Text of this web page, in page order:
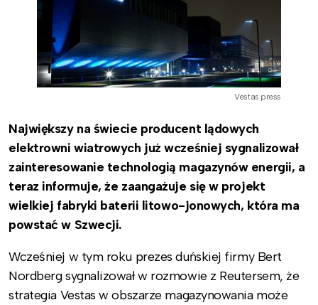
Vestas press
Największy na świecie producent lądowych
elektrowni wiatrowych już wcześniej sygnalizował
zainteresowanie technologią magazynów energii, a
teraz informuje, że zaangażuje się w projekt
wielkiej fabryki baterii litowo-jonowych, która ma
powstać w Szwecji.
Wcześniej w tym roku prezes duńskiej firmy Bert
Nordberg sygnalizował w rozmowie z Reutersem, że
strategia Vestas w obszarze magazynowania może